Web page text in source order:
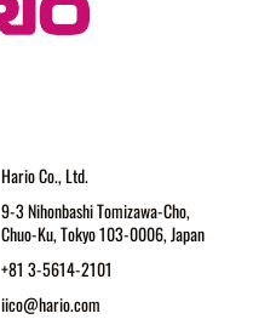
Hario Co., Ltd.
9-3 Nihonbashi Tomizawa-Cho,
Chuo-Ku, Tokyo 103-0006, Japan
+81 3-5614-2101
iico@hario.com